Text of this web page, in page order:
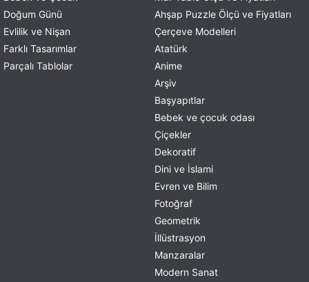
Doğum Günü
Evlilik ve Nişan
Farklı Tasarımlar
Parçalı Tablolar
Ahşap Puzzle Ölçü ve Fiyatları
Çerçeve Modelleri
Atatürk
Anime
Arşiv
Başyapıtlar
Bebek ve çocuk odası
Çiçekler
Dekoratif
Dini ve İslami
Evren ve Bilim
Fotoğraf
Geometrik
İllüstrasyon
Manzaralar
Modern Sanat